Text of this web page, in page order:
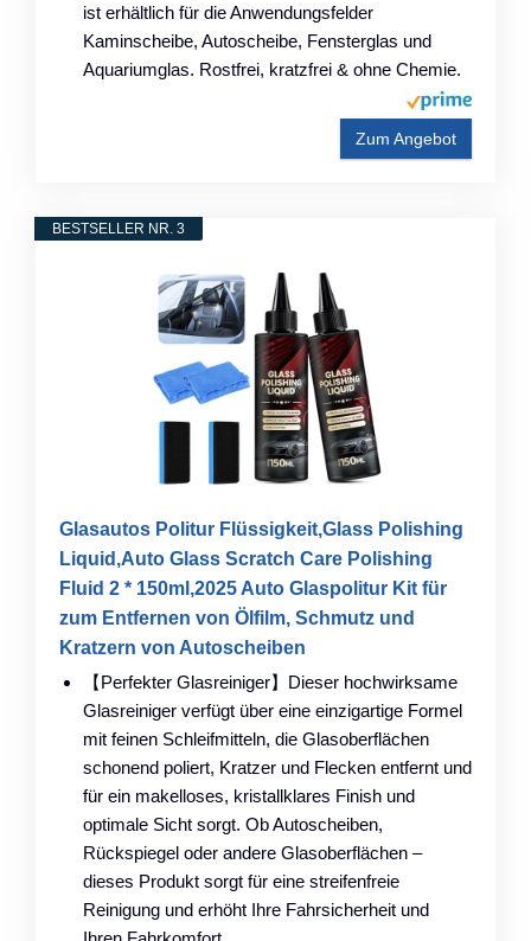
ist erhältlich für die Anwendungsfelder
Kaminscheibe, Autoscheibe, Fensterglas und
Aquariumglas. Rostfrei, kratzfrei & ohne Chemie.
Zum Angebot
BESTSELLER NR. 3
Glasautos Politur Flüssigkeit,Glass Polishing
Liquid,Auto Glass Scratch Care Polishing
Fluid 2 * 150ml,2025 Auto Glaspolitur Kit für
zum Entfernen von Ölfilm, Schmutz und
Kratzern von Autoscheiben
【Perfekter Glasreiniger】Dieser hochwirksame
Glasreiniger verfügt über eine einzigartige Formel
mit feinen Schleifmitteln, die Glasoberflächen
schonend poliert, Kratzer und Flecken entfernt und
für ein makelloses, kristallklares Finish und
optimale Sicht sorgt. Ob Autoscheiben,
Rückspiegel oder andere Glasoberflächen –
dieses Produkt sorgt für eine streifenfreie
Reinigung und erhöht Ihre Fahrsicherheit und